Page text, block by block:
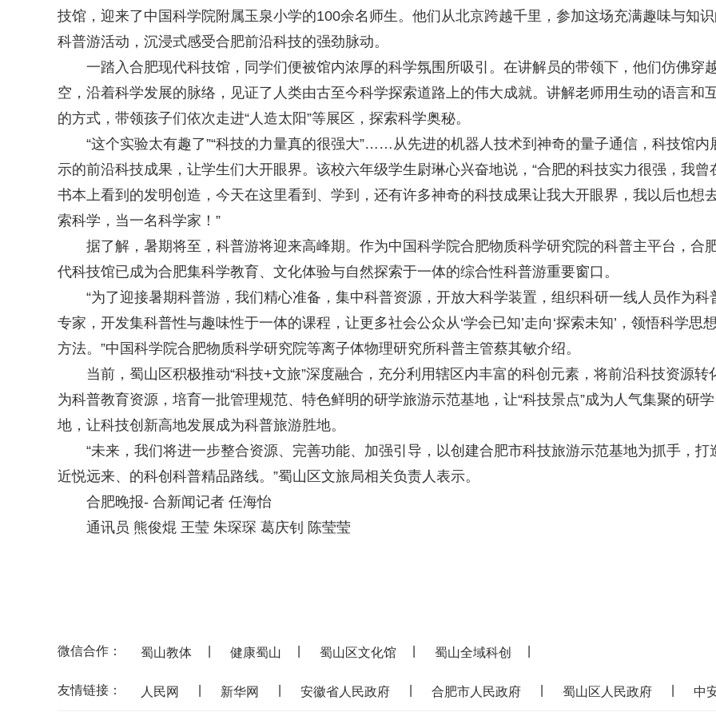
技馆，迎来了中国科学院附属玉泉小学的100余名师生。他们从北京跨越千里，参加这场充满趣味与知
科普游活动，沉浸式感受合肥前沿科技的强劲脉动。
一踏入合肥现代科技馆，同学们便被馆内浓厚的科学氛围所吸引。在讲解员的带领下，他们仿佛穿
空，沿着科学发展的脉络，见证了人类由古至今科学探索道路上的伟大成就。讲解老师用生动的语言和
的方式，带领孩子们依次走进“人造太阳”等展区，探索科学奥秘。
“这个实验太有趣了”“科技的力量真的很强大”……从先进的机器人技术到神奇的量子通信，科技馆内
示的前沿科技成果，让学生们大开眼界。该校六年级学生尉琳心兴奋地说，“合肥的科技实力很强，我曾
书本上看到的发明创造，今天在这里看到、学到，还有许多神奇的科技成果让我大开眼界，我以后也想
索科学，当一名科学家！”
据了解，暑期将至，科普游将迎来高峰期。作为中国科学院合肥物质科学研究院的科普主平台，合
代科技馆已成为合肥集科学教育、文化体验与自然探索于一体的综合性科普游重要窗口。
“为了迎接暑期科普游，我们精心准备，集中科普资源，开放大科学装置，组织科研一线人员作为科
专家，开发集科普性与趣味性于一体的课程，让更多社会公众从‘学会已知’走向‘探索未知’，领悟科学思
方法。”中国科学院合肥物质科学研究院等离子体物理研究所科普主管蔡其敏介绍。
当前，蜀山区积极推动“科技+文旅”深度融合，充分利用辖区内丰富的科创元素，将前沿科技资源转
为科普教育资源，培育一批管理规范、特色鲜明的研学旅游示范基地，让“科技景点”成为人气集聚的研学
地，让科技创新高地发展成为科普旅游胜地。
“未来，我们将进一步整合资源、完善功能、加强引导，以创建合肥市科技旅游示范基地为抓手，打
近悦远来、的科创科普精品路线。”蜀山区文旅局相关负责人表示。
合肥晚报- 合新闻记者 任海怡
通讯员 熊俊焜 王莹 朱琛琛 葛庆钊 陈莹莹
微信合作： 蜀山教体 健康蜀山 蜀山区文化馆 蜀山全域科创
友情链接： 人民网 新华网 安徽省人民政府 合肥市人民政府 蜀山区人民政府 中